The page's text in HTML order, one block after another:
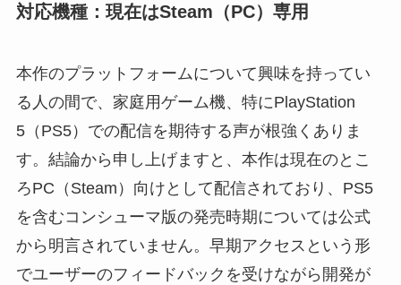
対応機種：現在はSteam（PC）専用
本作のプラットフォームについて興味を持ってい
る人の間で、家庭用ゲーム機、特にPlayStation
5（PS5）での配信を期待する声が根強くありま
す。結論から申し上げますと、本作は現在のとこ
ろPC（Steam）向けとして配信されており、PS5
を含むコンシューマ版の発売時期については公式
から明言されていません。早期アクセスという形
でユーザーのフィードバックを受けながら開発が